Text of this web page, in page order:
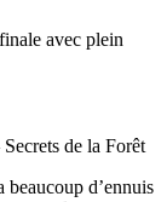
avec plein
de la Forêt
d’ennuis